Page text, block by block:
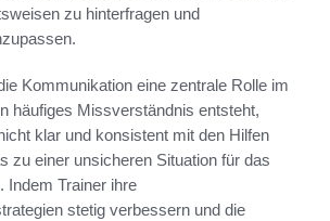
zu hinterfragen und
Kommunikation eine zentrale Rolle im
häufiges Missverständnis entsteht,
klar und konsistent mit den Hilfen
zu einer unsicheren Situation für das
Indem Trainer ihre
stetig verbessern und die